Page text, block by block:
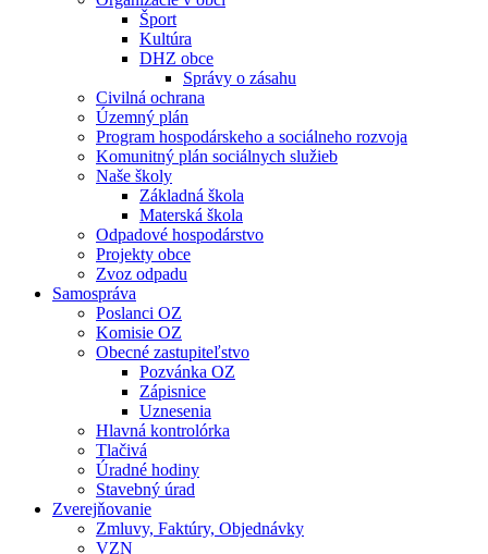
Šport
Kultúra
DHZ obce
Správy o zásahu
Civilná ochrana
Územný plán
Program hospodárskeho a sociálneho rozvoja
Komunitný plán sociálnych služieb
Naše školy
Základná škola
Materská škola
Odpadové hospodárstvo
Projekty obce
Zvoz odpadu
Samospráva
Poslanci OZ
Komisie OZ
Obecné zastupiteľstvo
Pozvánka OZ
Zápisnice
Uznesenia
Hlavná kontrolórka
Tlačivá
Úradné hodiny
Stavebný úrad
Zverejňovanie
Zmluvy, Faktúry, Objednávky
VZN